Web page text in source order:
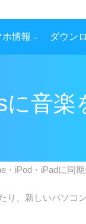
ホ情報 ダウン
に音楽
iPod・iPadに同期
、新しいパソコ